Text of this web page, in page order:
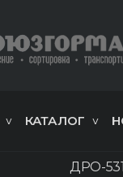
КАТАЛОГ
ДРО-531